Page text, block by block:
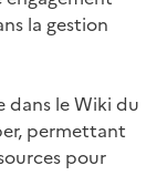
la gestion
dans le Wiki du
permettant
pour